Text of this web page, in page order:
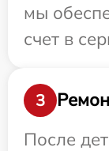
мы
счет в
3
После